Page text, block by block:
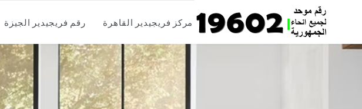
Skip
to
content
مركز فريجيدير القاهرة رقم فريجيدير الجيزة